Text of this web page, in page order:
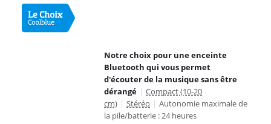
Notre choix pour une enceinte
Bluetooth qui vous permet
d'écouter de la musique sans être
dérangé | Compact (10-20
cm) | Stéréo | Autonomie maximale de
la pile/batterie : 24 heures